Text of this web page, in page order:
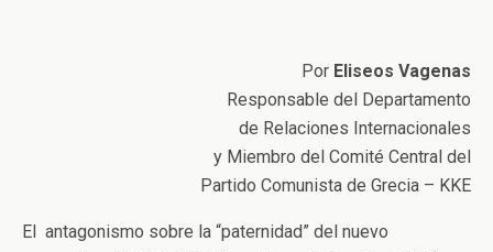
Por Eliseos Vagenas
Responsable del Departamento
de Relaciones Internacionales
y Miembro del Comité Central del
Partido Comunista de Grecia – KKE
El antagonismo sobre la “paternidad” del nuevo